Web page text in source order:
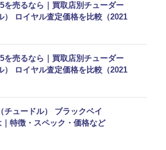
を売るなら｜買取店別チューダー
） ロイヤル査定価格を比較（2021
を売るなら｜買取店別チューダー
） ロイヤル査定価格を比較（2021
チュードル） ブラックベイ
特徴・スペック・価格など